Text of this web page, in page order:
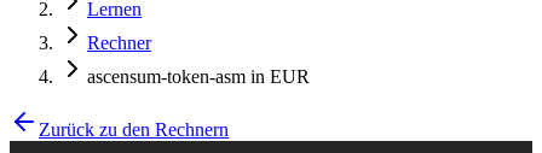
Lernen
Rechner
ascensum-token-asm in EUR
Zurück zu den Rechnern